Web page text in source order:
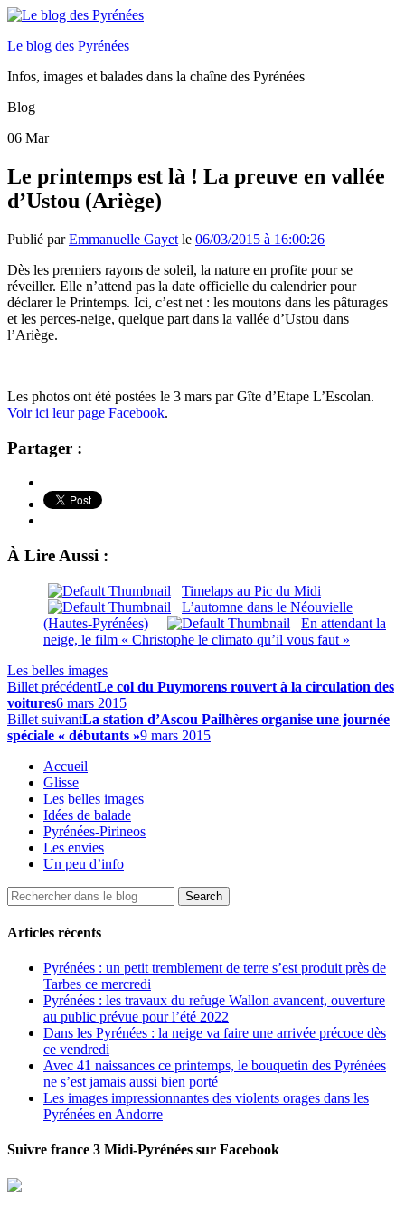
Le blog des Pyrénées
Infos, images et balades dans la chaîne des Pyrénées
Blog
06 Mar
Le printemps est là ! La preuve en vallée
d’Ustou (Ariège)
Publié parEmmanuelle Gayet le 06/03/2015 à 16:00:26
Dès les premiers rayons de soleil, la nature en profite pour se
réveiller. Elle n’attend pas la date officielle du calendrier pour
déclarer le Printemps. Ici, c’est net : les moutons dans les pâturages
et les perces-neige, quelque part dans la vallée d’Ustou dans
l’Ariège.
Les photos ont été postées le 3 mars par Gîte d’Etape L’Escolan.
Voir ici leur page Facebook.
Partager :
À Lire Aussi :
Timelaps au Pic du Midi
L’automne dans le Néouvielle
(Hautes-Pyrénées)
En attendant la
neige, le film « Christophe le climato qu’il vous faut »
Les belles images
Billet précédentLe col du Puymorens rouvert à la circulation des
voitures6 mars 2015
Billet suivantLa station d’Ascou Pailhères organise une journée
spéciale « débutants »9 mars 2015
Accueil
Glisse
Les belles images
Idées de balade
Pyrénées-Pirineos
Les envies
Un peu d’info
Articles récents
Pyrénées : un petit tremblement de terre s’est produit près de
Tarbes ce mercredi
Pyrénées : les travaux du refuge Wallon avancent, ouverture
au public prévue pour l’été 2022
Dans les Pyrénées : la neige va faire une arrivée précoce dès
ce vendredi
Avec 41 naissances ce printemps, le bouquetin des Pyrénées
ne s’est jamais aussi bien porté
Les images impressionnantes des violents orages dans les
Pyrénées en Andorre
Suivre france 3 Midi-Pyrénées sur Facebook